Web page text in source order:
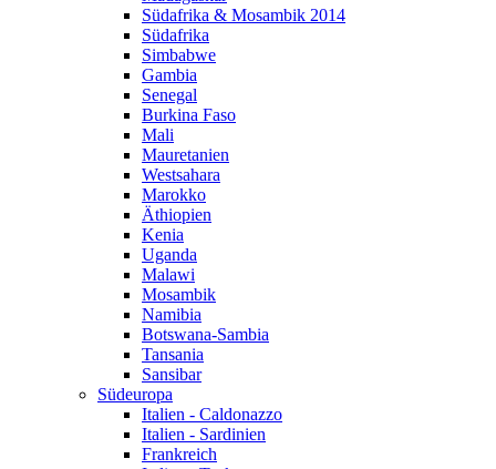
Südafrika & Mosambik 2014
Südafrika
Simbabwe
Gambia
Senegal
Burkina Faso
Mali
Mauretanien
Westsahara
Marokko
Äthiopien
Kenia
Uganda
Malawi
Mosambik
Namibia
Botswana-Sambia
Tansania
Sansibar
Südeuropa
Italien - Caldonazzo
Italien - Sardinien
Frankreich